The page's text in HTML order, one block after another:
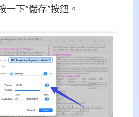
一下“儲存”按鈕。